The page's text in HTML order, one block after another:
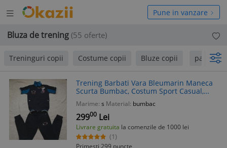
Deschide
meniul
Pune in vanzare
Bluza de trening (55 oferte)
Treninguri copii Costume copii Bluze copii pana la
Trening Barbati Vara Bleumarin Maneca
Scurta Bumbac, Costum Sport Casual,
Bluza+Pantaloni Lungi, Logo Brodat
Marime: s Material: bumbac
29900 Lei
Livrare gratuita la comenzile de 1000 lei
(1)
Primesti 299 puncte